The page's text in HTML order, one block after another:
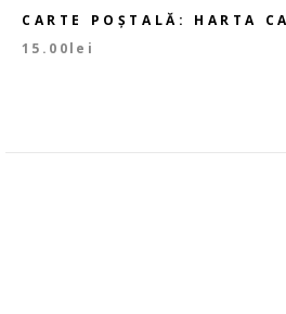
CARTE POȘTALĂ: HARTA
15.00lei